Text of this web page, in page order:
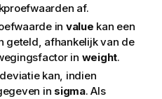
af.
in value kan een
geteld, afhankelijk van de
in weight.
kan, indien
in sigma. Als